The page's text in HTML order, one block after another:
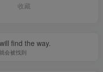
收藏
find the way.
会被找到